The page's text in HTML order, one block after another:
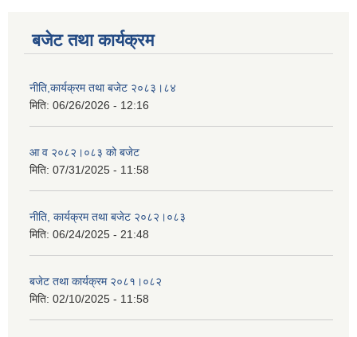
बजेट तथा कार्यक्रम
नीति,कार्यक्रम तथा बजेट २०८३।८४
मिति: 06/26/2026 - 12:16
आ व २०८२।०८३ को बजेट
मिति: 07/31/2025 - 11:58
नीति, कार्यक्रम तथा बजेट २०८२।०८३
मिति: 06/24/2025 - 21:48
बजेट तथा कार्यक्रम २०८१।०८२
मिति: 02/10/2025 - 11:58